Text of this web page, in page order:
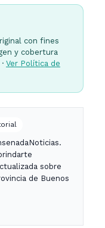
con fines
y cobertura
Ver Política de
sobre
de Buenos